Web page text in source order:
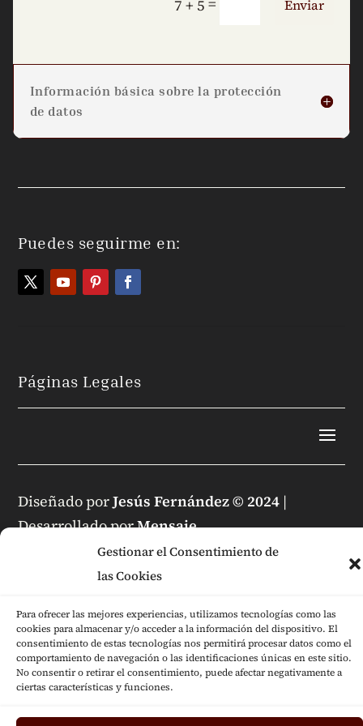
Gestionar el Consentimiento de
las Cookies
Para ofrecer las mejores experiencias, utilizamos tecnologías como las
cookies para almacenar y/o acceder a la información del dispositivo. El
consentimiento de estas tecnologías nos permitirá procesar datos como el
comportamiento de navegación o las identificaciones únicas en este sitio.
No consentir o retirar el consentimiento, puede afectar negativamente a
ciertas características y funciones.
7 + 5 Enviar
Información básica sobre la protección
de datos
Puedes seguirme en:
Páginas Legales
Diseñado porJesús Fernández © 2024 |
Desarrollado porMensaje